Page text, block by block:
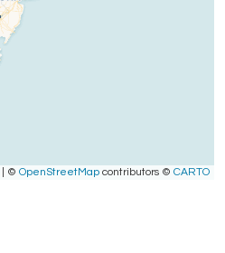
© OpenStreetMap contributors © CARTO